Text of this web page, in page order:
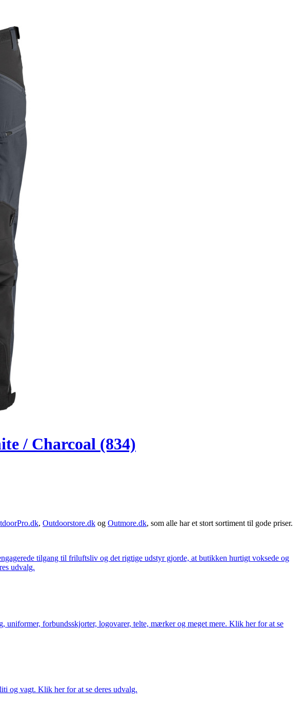
/ Charcoal (834)
, Outdoorstore.dk og Outmore.dk, som alle har et stort sortiment til gode priser.
tilgang til friluftsliv og det rigtige udstyr gjorde, at butikken hurtigt voksede og
udvalg.
forbundsskjorter, logovarer, telte, mærker og meget mere. Klik her for at se
og vagt. Klik her for at se deres udvalg.